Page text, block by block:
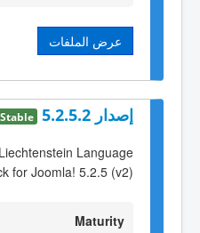
عرض الملفات
إصدار 5.2.5.2 Stable
Language
for Joomla! 5.2.5 (v2)
Maturity